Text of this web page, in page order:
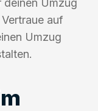
deinen Umzug
auf
Umzug